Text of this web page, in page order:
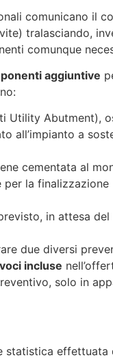
comunicano il
tralasciando,
comunque
aggiuntive
Utility Abutment),
all’impianto a
cementata al
per la finalizzazione
in attesa del
due diversi
incluse
solo in
statistica effettuata